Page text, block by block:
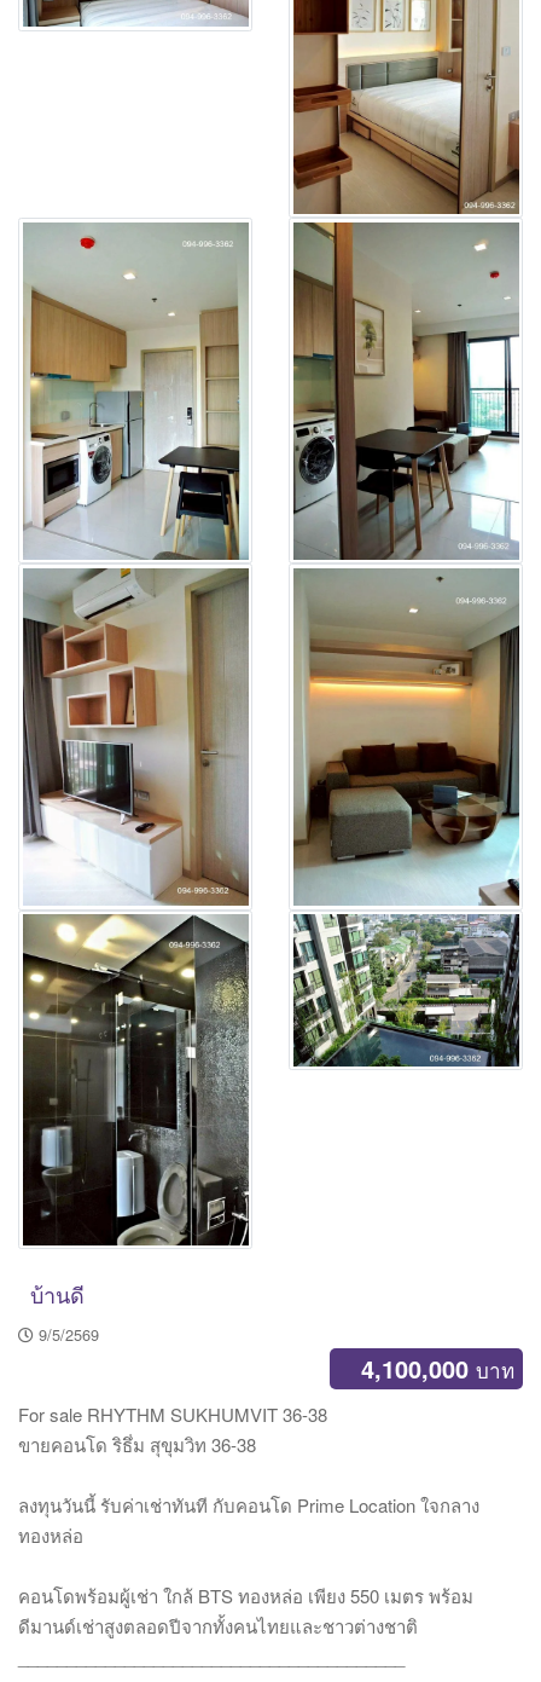
บ้านดี
9/5/2569
4,100,000 บาท
For sale RHYTHM SUKHUMVIT 36-38
ขายคอนโด ริธึ่ม สุขุมวิท 36-38
ลงทุนวันนี้ รับค่าเช่าทันที กับคอนโด Prime Location ใจกลาง
ทองหล่อ
คอนโดพร้อมผู้เช่า ใกล้ BTS ทองหล่อ เพียง 550 เมตร พร้อม
ดีมานด์เช่าสูงตลอดปีจากทั้งคนไทยและชาวต่างชาติ